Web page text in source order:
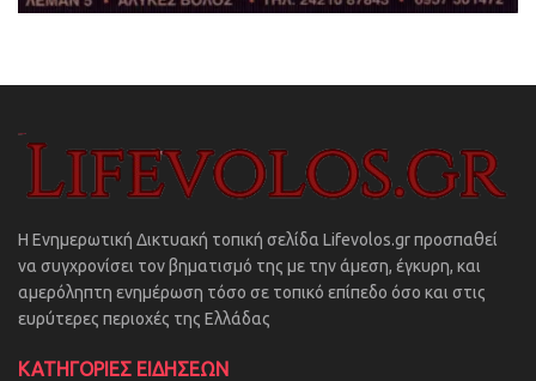
Η Ενημερωτική Δικτυακή τοπική σελίδα Lifevolos.gr προσπαθεί
να συγχρονίσει τον βηματισμό της με την άμεση, έγκυρη, και
αμερόληπτη ενημέρωση τόσο σε τοπικό επίπεδο όσο και στις
ευρύτερες περιοχές της Ελλάδας
ΚΑΤΗΓΟΡΙΕΣ ΕΙΔΗΣΕΩΝ